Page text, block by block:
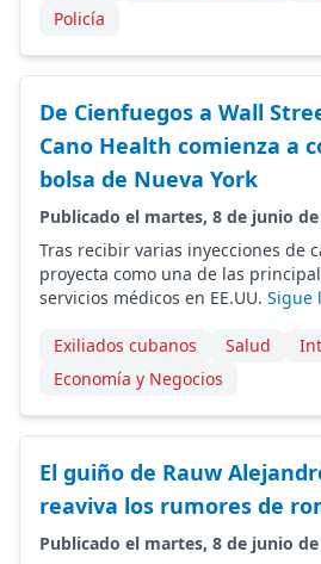
Policía
De Cienfuegos a Wall
Cano Health comienza a
bolsa de Nueva York
Publicado el martes, 8 de junio de
Tras recibir varias inyecciones de
proyecta como una de las
servicios médicos en EE.UU. Sigue
Exiliados cubanos Salud
Economía y Negocios
El guiño de Rauw
reaviva los rumores de
Publicado el martes, 8 de junio de